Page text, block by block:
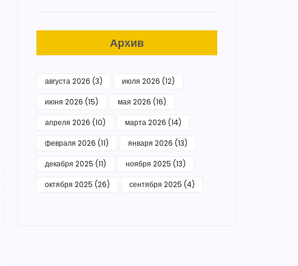
Архив
августа 2026 (3) июля 2026 (12)
июня 2026 (15) мая 2026 (16)
апреля 2026 (10) марта 2026 (14)
февраля 2026 (11) января 2026 (13)
декабря 2025 (11) ноября 2025 (13)
октября 2025 (26) сентября 2025 (4)